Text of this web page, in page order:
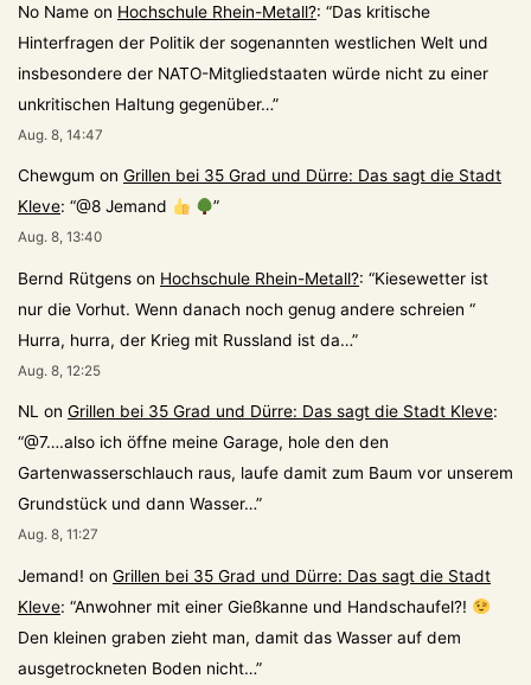
No Name on Hochschule Rhein-Metall?: “Das kritische
Hinterfragen der Politik der sogenannten westlichen Welt und
insbesondere der NATO-Mitgliedstaaten würde nicht zu einer
unkritischen Haltung gegenüber…”
Aug. 8, 14:47
Chewgum on Grillen bei 35 Grad und Dürre: Das sagt die Stadt
Kleve: “@8 Jemand ”
Aug. 8, 13:40
Bernd Rütgens on Hochschule Rhein-Metall?: “Kiesewetter ist
nur die Vorhut. Wenn danach noch genug andere schreien “
Hurra, hurra, der Krieg mit Russland ist da…”
Aug. 8, 12:25
NL on Grillen bei 35 Grad und Dürre: Das sagt die Stadt Kleve:
“@7….also ich öffne meine Garage, hole den den
Gartenwasserschlauch raus, laufe damit zum Baum vor unserem
Grundstück und dann Wasser…”
Aug. 8, 11:27
Jemand! on Grillen bei 35 Grad und Dürre: Das sagt die Stadt
Kleve: “Anwohner mit einer Gießkanne und Handschaufel?!
Den kleinen graben zieht man, damit das Wasser auf dem
ausgetrockneten Boden nicht…”